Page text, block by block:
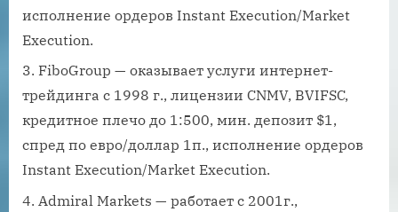
исполнение ордеров Instant Execution/Market
Execution.
FiboGroup — оказывает услуги интернет-
трейдинга с 1998 г., лицензии CNMV, BVIFSC,
кредитное плечо до 1:500, мин. депозит $1,
спред по евро/доллар 1п., исполнение ордеров
Instant Execution/Market Execution.
Admiral Markets — работает с 2001г.,